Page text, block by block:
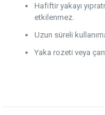
Hafiftir yakayı
etkilenmez.
Uzun süreli
Yaka rozeti veya